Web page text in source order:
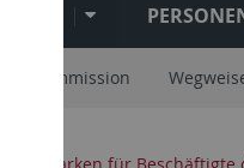
Parken für